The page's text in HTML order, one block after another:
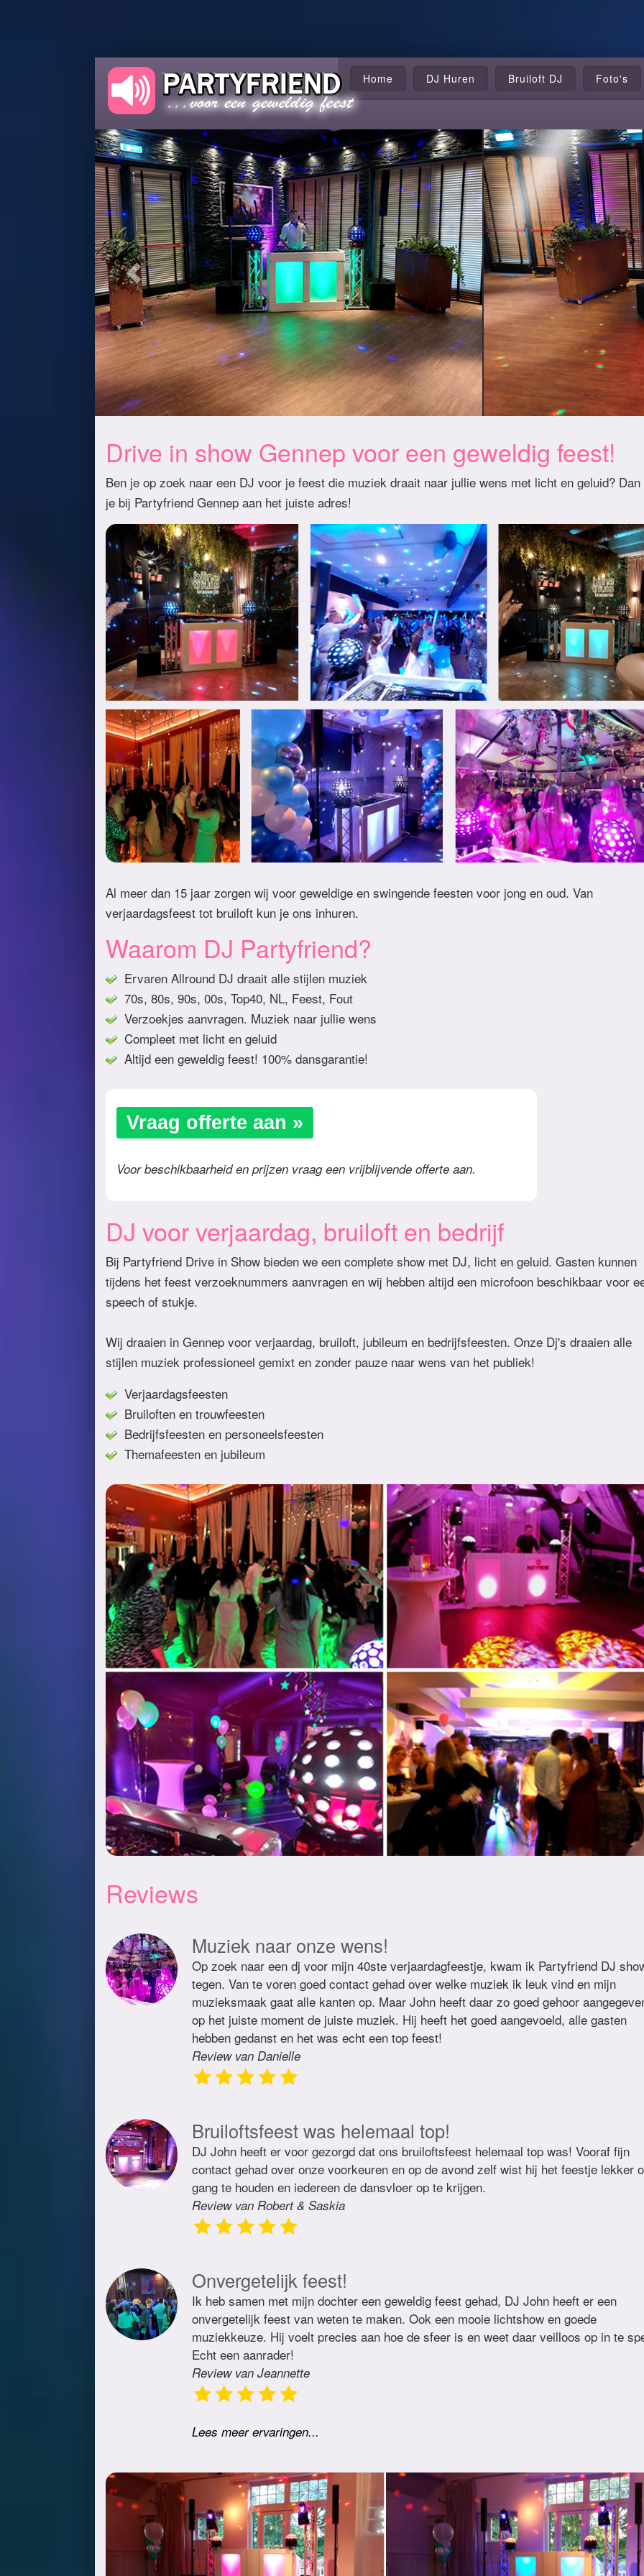
Home DJ Huren Bruiloft DJ Foto's
Drive in show Gennep voor een geweldig feest!
Ben je op zoek naar een DJ voor je feest die muziek draait naar jullie wens met licht en geluid? Dan
je bij Partyfriend Gennep aan het juiste adres!
Al meer dan 15 jaar zorgen wij voor geweldige en swingende feesten voor jong en oud. Van
verjaardagsfeest tot bruiloft kun je ons inhuren.
Waarom DJ Partyfriend?
Ervaren Allround DJ draait alle stijlen muziek
70s, 80s, 90s, 00s, Top40, NL, Feest, Fout
Verzoekjes aanvragen. Muziek naar jullie wens
Compleet met licht en geluid
Altijd een geweldig feest! 100% dansgarantie!
Vraag offerte aan »
Voor beschikbaarheid en prijzen vraag een vrijblijvende offerte aan.
DJ voor verjaardag, bruiloft en bedrijf
Bij Partyfriend Drive in Show bieden we een complete show met DJ, licht en geluid. Gasten kunnen
tijdens het feest verzoeknummers aanvragen en wij hebben altijd een microfoon beschikbaar voor
speech of stukje.
Wij draaien in Gennep voor verjaardag, bruiloft, jubileum en bedrijfsfeesten. Onze Dj's draaien alle
stijlen muziek professioneel gemixt en zonder pauze naar wens van het publiek!
Verjaardagsfeesten
Bruiloften en trouwfeesten
Bedrijfsfeesten en personeelsfeesten
Themafeesten en jubileum
Reviews
Muziek naar onze wens!
Op zoek naar een dj voor mijn 40ste verjaardagfeestje, kwam ik Partyfriend DJ
tegen. Van te voren goed contact gehad over welke muziek ik leuk vind en mijn
muzieksmaak gaat alle kanten op. Maar John heeft daar zo goed gehoor
op het juiste moment de juiste muziek. Hij heeft het goed aangevoeld, alle gasten
hebben gedanst en het was echt een top feest!
Review van Danielle
Bruiloftsfeest was helemaal top!
DJ John heeft er voor gezorgd dat ons bruiloftsfeest helemaal top was! Vooraf fijn
contact gehad over onze voorkeuren en op de avond zelf wist hij het feestje lekker
gang te houden en iedereen de dansvloer op te krijgen.
Review van Robert & Saskia
Onvergetelijk feest!
Ik heb samen met mijn dochter een geweldig feest gehad, DJ John heeft er een
onvergetelijk feest van weten te maken. Ook een mooie lichtshow en goede
muziekkeuze. Hij voelt precies aan hoe de sfeer is en weet daar veilloos op in te
Echt een aanrader!
Review van Jeannette
Lees meer ervaringen...